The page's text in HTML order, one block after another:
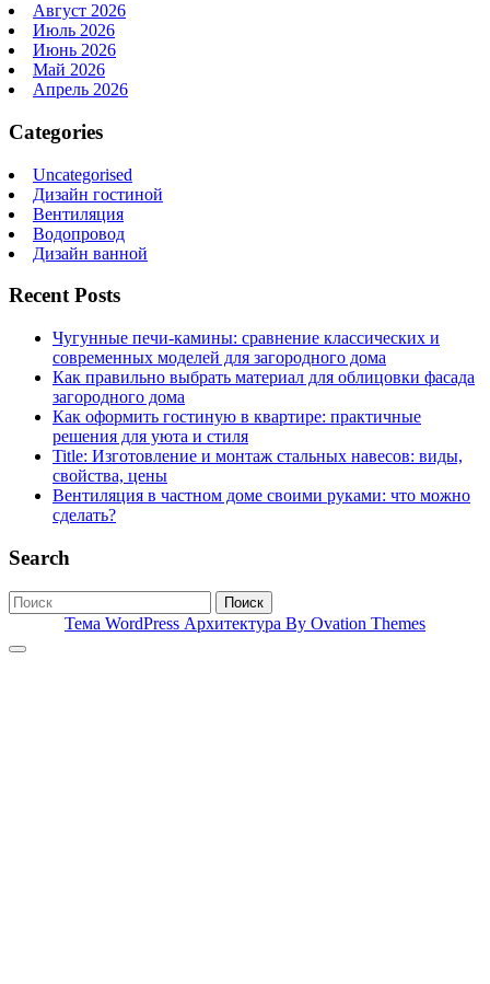
Август 2026
Июль 2026
Июнь 2026
Май 2026
Апрель 2026
Categories
Uncategorised
Дизайн гостиной
Вентиляция
Водопровод
Дизайн ванной
Recent Posts
Чугунные печи-камины: сравнение классических и
современных моделей для загородного дома
Как правильно выбрать материал для облицовки фасада
загородного дома
Как оформить гостиную в квартире: практичные
решения для уюта и стиля
Title: Изготовление и монтаж стальных навесов: виды,
свойства, цены
Вентиляция в частном доме своими руками: что можно
сделать?
Search
Поиск
Тема WordPress Архитектура By Ovation Themes